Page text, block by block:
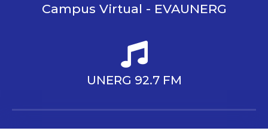
Campus Virtual - EVAUNERG
UNERG 92.7 FM